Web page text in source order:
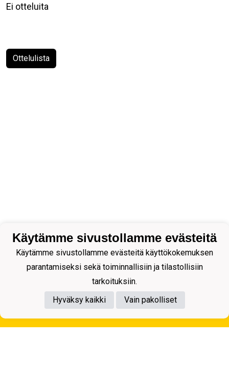
Ei otteluita
Ottelulista
Tietosuojaseloste
Käytämme sivustollamme evästeitä
Käytämme sivustollamme evästeitä käyttökokemuksen
parantamiseksi sekä toiminnallisiin ja tilastollisiin
tarkoituksiin.
Hyväksy kaikki
Vain pakolliset